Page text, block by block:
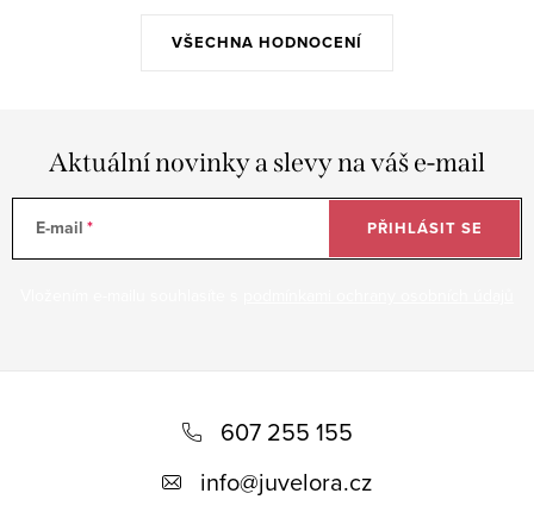
VŠECHNA HODNOCENÍ
Aktuální novinky a slevy na váš e-mail
E-mail PŘIHLÁSIT SE
607 255 155
info@juvelora.cz